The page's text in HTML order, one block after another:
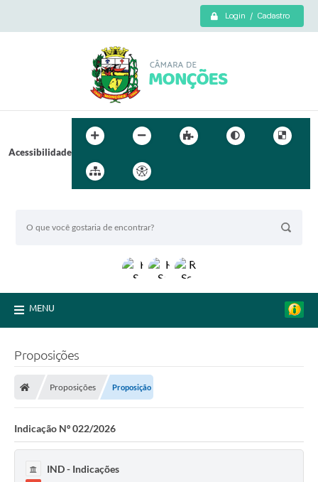
Login / Cadastro
Acessibilidade
MENU
Proposições
Proposições Proposição
Indicação Nº 022/2026
IND - Indicações